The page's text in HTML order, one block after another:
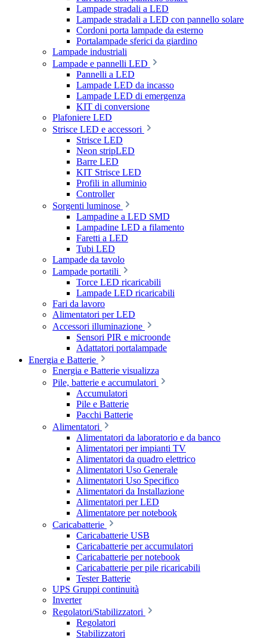
Lampade stradali a LED
Lampade stradali a LED con pannello solare
Cordoni porta lampade da esterno
Portalampade sferici da giardino
Lampade industriali
Lampade e pannelli LED
Pannelli a LED
Lampade LED da incasso
Lampade LED di emergenza
KIT di conversione
Plafoniere LED
Strisce LED e accessori
Strisce LED
Neon stripLED
Barre LED
KIT Strisce LED
Profili in alluminio
Controller
Sorgenti luminose
Lampadine a LED SMD
Lampadine LED a filamento
Faretti a LED
Tubi LED
Lampade da tavolo
Lampade portatili
Torce LED ricaricabili
Lampade LED ricaricabili
Fari da lavoro
Alimentatori per LED
Accessori illuminazione
Sensori PIR e microonde
Adattatori portalampade
Energia e Batterie
Energia e Batterie visualizza
Pile, batterie e accumulatori
Accumulatori
Pile e Batterie
Pacchi Batterie
Alimentatori
Alimentatori da laboratorio e da banco
Alimentatori per impianti TV
Alimentatori da quadro elettrico
Alimentatori Uso Generale
Alimentatori Uso Specifico
Alimentatori da Installazione
Alimentatori per LED
Alimentatore per notebook
Caricabatterie
Caricabatterie USB
Caricabatterie per accumulatori
Caricabatterie per notebook
Caricabatterie per pile ricaricabili
Tester Batterie
UPS Gruppi continuità
Inverter
Regolatori/Stabilizzatori
Regolatori
Stabilizzatori